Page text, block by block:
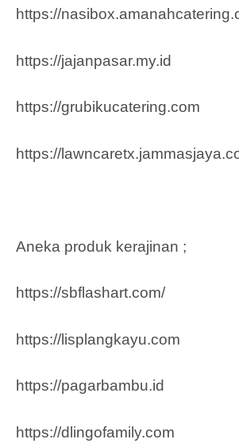
https://
https://jajanpasar.my.id
https://grubikucatering.com
https://
Aneka produk kerajinan ;
https://sbflashart.com/
https://lisplangkayu.com
https://pagarbambu.id
https://dlingofamily.com